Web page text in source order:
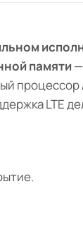
памяти
процессор
LTE